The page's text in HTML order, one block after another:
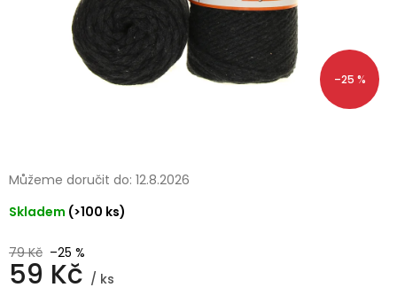
–25 %
79 Kč –25 %
59 Kč / ks
Skladem (>100 ks)
Můžeme doručit do: 12.8.2026